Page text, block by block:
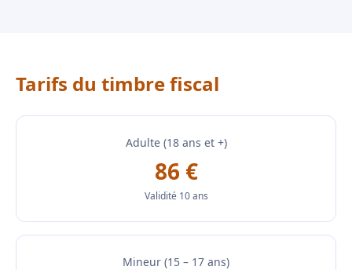
Tarifs du timbre fiscal
Adulte (18 ans et +)
86 €
Validité 10 ans
Mineur (15 – 17 ans)